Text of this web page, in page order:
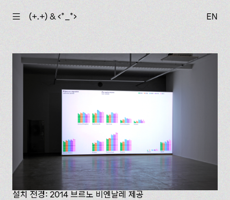
☰ (+.+) & ‹*_*› EN
설치 전경: 2014 브르노 비엔날레 제공